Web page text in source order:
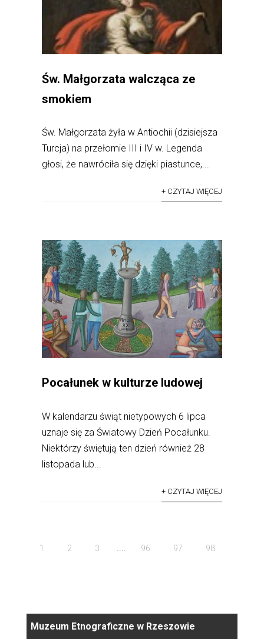
Św. Małgorzata walcząca ze
smokiem
Św. Małgorzata żyła w Antiochii (dzisiejsza
Turcja) na przełomie III i IV w. Legenda
głosi, że nawróciła się dzięki piastunce,...
+ CZYTAJ WIĘCEJ
Pocałunek w kulturze ludowej
W kalendarzu świąt nietypowych 6 lipca
uznaje się za Światowy Dzień Pocałunku.
Niektórzy świętują ten dzień również 28
listopada lub...
+ CZYTAJ WIĘCEJ
1 2 3 .... 96 97 98
Muzeum Etnograficzne w Rzeszowie